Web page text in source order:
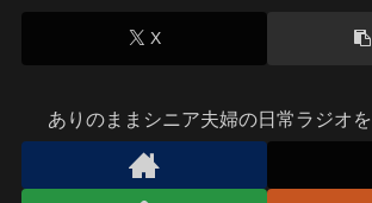
X
ありのままシニア夫婦の日常ラジオ